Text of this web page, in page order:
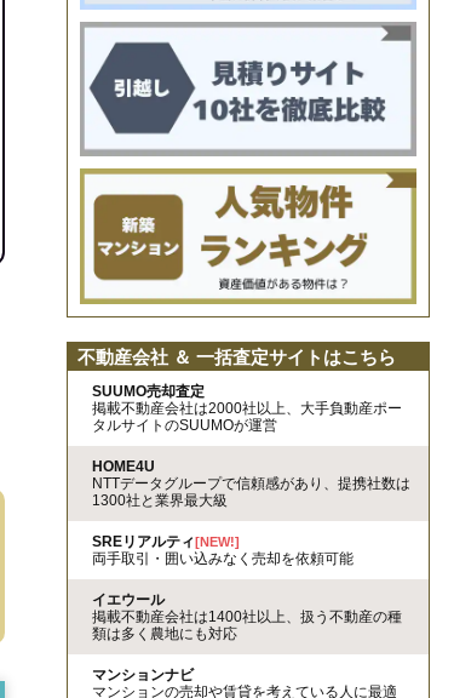
不動産会社 ＆ 一括査定サイトはこちら
SUUMO売却査定
掲載不動産会社は2000社以上、大手負動産ポー
タルサイトのSUUMOが運営
HOME4U
NTTデータグループで信頼感があり、提携社数は
1300社と業界最大級
SREリアルティ[NEW!]
両手取引・囲い込みなく売却を依頼可能
イエウール
掲載不動産会社は1400社以上、扱う不動産の種
類は多く農地にも対応
マンションナビ
マンションの売却や賃貸を考えている人に最適